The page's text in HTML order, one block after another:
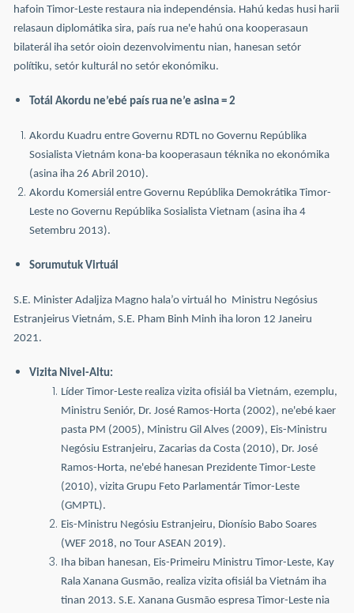
hafoin Timor-Leste restaura nia independénsia. Hahú kedas husi harii
relasaun diplomátika sira, país rua ne'e hahú ona kooperasaun
bilaterál iha setór oioin dezenvolvimentu nian, hanesan setór
polítiku, setór kulturál no setór ekonómiku.
Totál Akordu ne’ebé país rua ne’e asina = 2
Akordu Kuadru entre Governu RDTL no Governu Repúblika
Sosialista Vietnám kona-ba kooperasaun téknika no ekonómika
(asina iha 26 Abril 2010).
Akordu Komersiál entre Governu Repúblika Demokrátika Timor-
Leste no Governu Repúblika Sosialista Vietnam (asina iha 4
Setembru 2013).
Sorumutuk Virtuál
S.E. Minister Adaljiza Magno hala’o virtuál ho Ministru Negósius
Estranjeirus Vietnám, S.E. Pham Binh Minh iha loron 12 Janeiru
2021.
Vizita Nivel-Altu:
Líder Timor-Leste realiza vizita ofisiál ba Vietnám, ezemplu,
Ministru Seniór, Dr. José Ramos-Horta (2002), ne'ebé kaer
pasta PM (2005), Ministru Gil Alves (2009), Eis-Ministru
Negósiu Estranjeiru, Zacarias da Costa (2010), Dr. José
Ramos-Horta, ne'ebé hanesan Prezidente Timor-Leste
(2010), vizita Grupu Feto Parlamentár Timor-Leste
(GMPTL).
Eis-Ministru Negósiu Estranjeiru, Dionísio Babo Soares
(WEF 2018, no Tour ASEAN 2019).
Iha biban hanesan, Eis-Primeiru Ministru Timor-Leste, Kay
Rala Xanana Gusmão, realiza vizita ofisiál ba Vietnám iha
tinan 2013. S.E. Xanana Gusmão espresa Timor-Leste nia